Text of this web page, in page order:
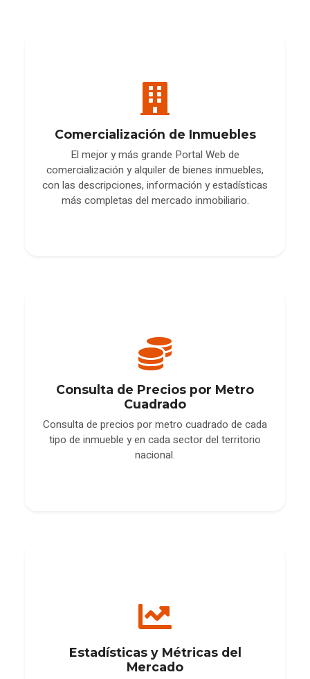
Comercialización de Inmuebles
El mejor y más grande Portal Web de
comercialización y alquiler de bienes inmuebles,
con las descripciones, información y estadísticas
más completas del mercado inmobiliario.
Consulta de Precios por Metro
Cuadrado
Consulta de precios por metro cuadrado de cada
tipo de inmueble y en cada sector del territorio
nacional.
Estadísticas y Métricas del
Mercado